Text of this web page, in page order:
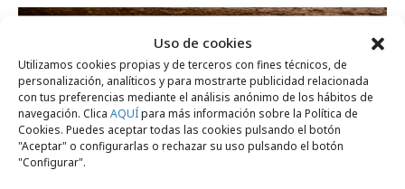
Uso de cookies
Utilizamos cookies propias y de terceros con fines técnicos, de
personalización, analíticos y para mostrarte publicidad relacionada
con tus preferencias mediante el análisis anónimo de los hábitos de
navegación. Clica AQUÍpara más información sobre la Política de
Cookies. Puedes aceptar todas las cookies pulsando el botón
"Aceptar" o configurarlas o rechazar su uso pulsando el botón
"Configurar".